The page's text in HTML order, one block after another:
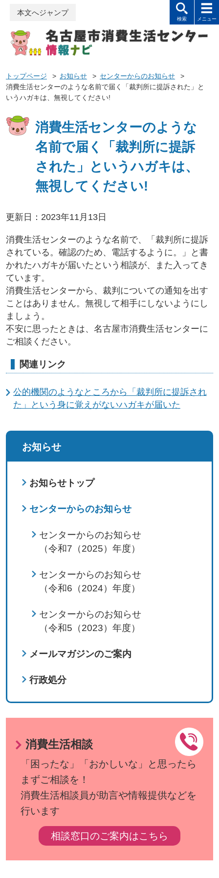
本文へジャンプ
トップページ > お知らせ > センターからのお知らせ
>
消費生活センターのような名前で届く「裁判所に提訴された」と
いうハガキは、無視してください!
消費生活センターのような
名前で届く「裁判所に提訴
された」というハガキは、
無視してください!
更新日：2023年11月13日
消費生活センターのような名前で、「裁判所に提訴
されている。確認のため、電話するように。」と書
かれたハガキが届いたという相談が、また入ってき
ています。
消費生活センターから、裁判についての通知を出す
ことはありません。無視して相手にしないようにし
ましょう。
不安に思ったときは、名古屋市消費生活センターに
ご相談ください。
関連リンク
公的機関のようなところから「裁判所に提訴され
た」という身に覚えがないハガキが届いた
お知らせ
お知らせトップ
センターからのお知らせ
センターからのお知らせ
（令和7（2025）年度）
センターからのお知らせ
（令和6（2024）年度）
センターからのお知らせ
（令和5（2023）年度）
メールマガジンのご案内
行政処分
消費生活相談
「困ったな」「おかしいな」と思ったら
まずご相談を！
消費生活相談員が助言や情報提供などを
行います
相談窓口のご案内はこちら